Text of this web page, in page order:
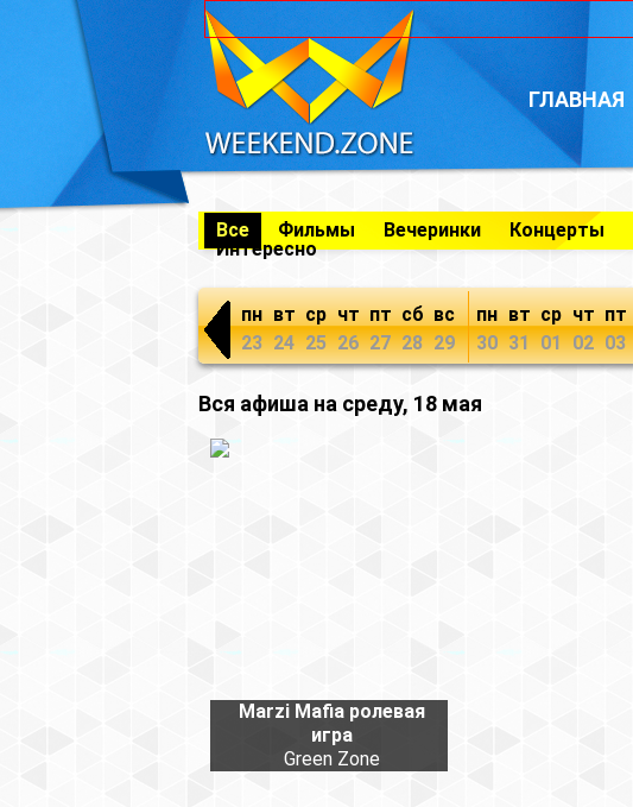
ГЛАВНАЯ
Все Фильмы Вечеринки Концерты
Интересно
пн
23
вт
24
ср
25
чт
26
пт
27
сб
28
вс
29
пн
30
вт
31
ср
01
чт
02
пт
03
Вся афиша на среду, 18 мая
Marzi Mafia ролевая
игра
Green Zone